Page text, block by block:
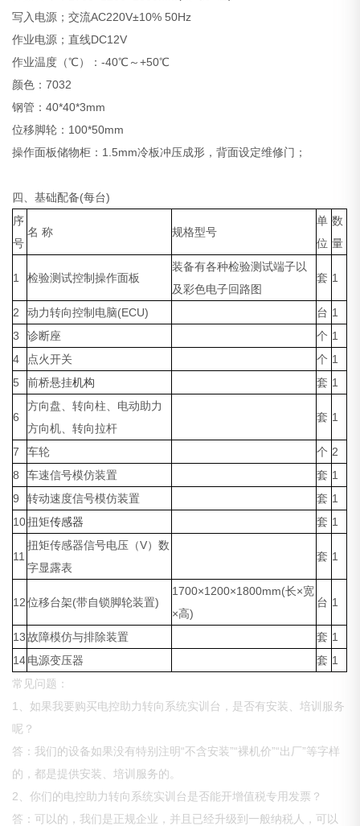
写入电源；交流AC220V±10% 50Hz
作业电源；直线DC12V
作业温度（℃）：-40℃～+50℃
颜色：7032
钢管：40*40*3mm
位移脚轮：100*50mm
操作面板储物柜：1.5mm冷板冲压成形，背面设定维修门；
四、基础配备(每台)
序
号
名 称 规格型号
单
位
数
量
1 检验测试控制操作面板
装备有各种检验测试端子以
及彩色电子回路图
套 1
2 动力转向控制电脑(ECU) 台 1
3
诊断座 个 1
4
点火开关 个 1
5
前桥悬挂机构 套 1
6
方向盘、转向柱、电动助力
方向机、转向拉杆
套 1
7 车轮 个 2
8
车速信号模仿装置 套 1
9
转动速度信号模仿装置 套 1
10扭矩传感器 套 1
11
扭矩传感器信号电压（V）数
字显露表
套 1
12 位移台架(带自锁脚轮装置)
1700×1200×1800mm(长×宽
×高)
台 1
13 故障模仿与排除装置 套 1
14电源变压器 套 1
常见问题：
1、如果我要购买电控助力转向系统实训台，是否有安装、培训服务
呢？
答：我们的设备如果没有特别注明“不含安装”“裸机价”“出厂”等字样
的，都是提供安装、培训服务的。
2、你们的电控助力转向系统实训台是否能开增值税专用发票？
答：可以的，我们是正规企业，并且已经升级到一般纳税人，可以